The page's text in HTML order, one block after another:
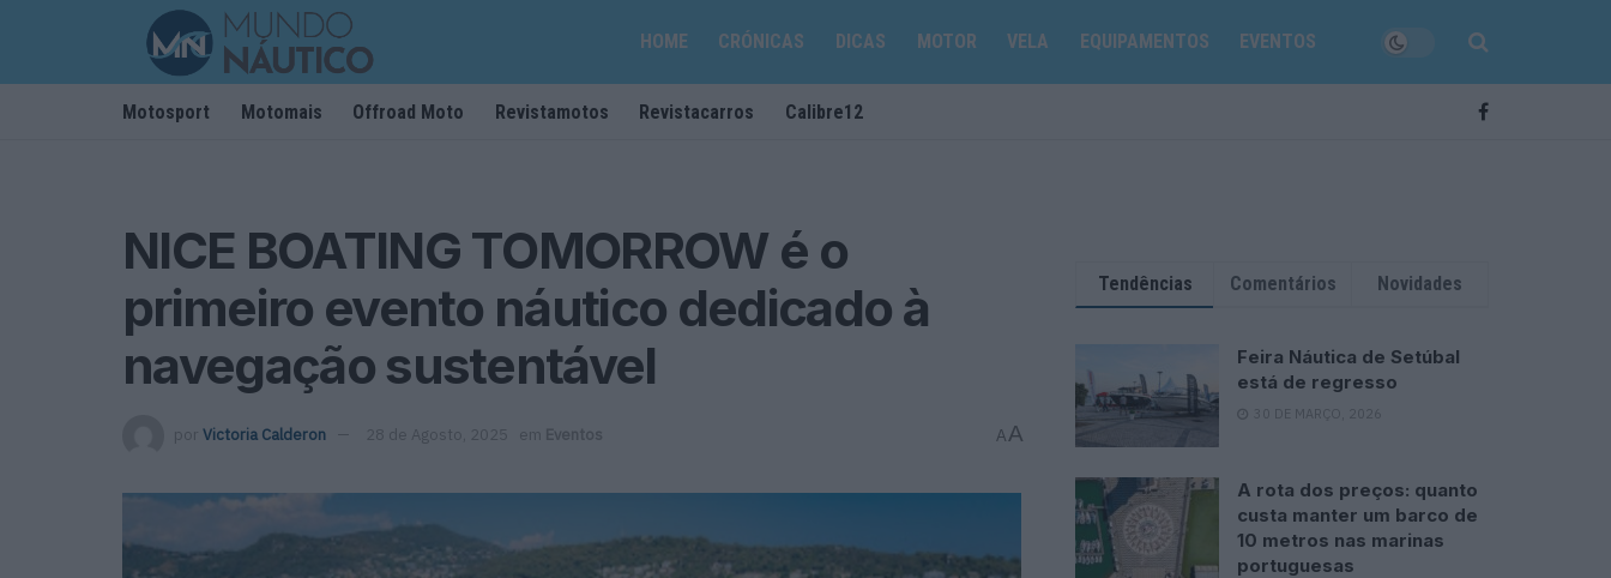
HOME CRÓNICAS DICAS MOTOR VELA EQUIPAMENTOS EVENTOS
Motosport Motomais Offroad Moto Revistamotos Revistacarros Calibre12
NICE BOATING TOMORROW é o
primeiro evento náutico dedicado à
navegação sustentável
por Victoria Calderon 28 de Agosto, 2025 em Eventos AA
Tendências Comentários Novidades
Feira Náutica de Setúbal
está de regresso
30 DE MARÇO, 2026
A rota dos preços: quanto
custa manter um barco de
10 metros nas marinas
portuguesas